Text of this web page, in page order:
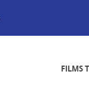
FILMS